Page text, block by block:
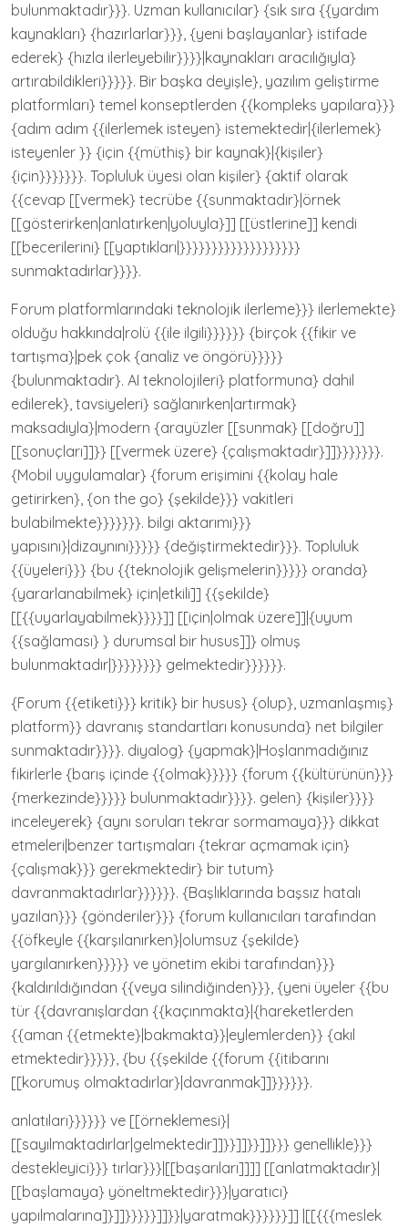
bulunmaktadır}}}. Uzman kullanıcılar} {sık sıra {{yardım
kaynakları} {hazırlarlar}}}, {yeni başlayanlar} istifade
ederek} {hızla ilerleyebilir}}}}|kaynakları aracılığıyla}
artırabildikleri}}}}}. Bir başka deyişle}, yazılım geliştirme
platformları} temel konseptlerden {{kompleks yapılara}}}
{adım adım {{ilerlemek isteyen} istemektedir|{ilerlemek}
isteyenler }} {için {{müthiş} bir kaynak}|{kişiler}
{için}}}}}}}. Topluluk üyesi olan kişiler} {aktif olarak
{{cevap [[vermek} tecrübe {{sunmaktadır}|örnek
[[gösterirken|anlatırken|yoluyla}]] [[üstlerine]] kendi
[[becerilerini} [[yaptıkları|}}}}}}}}}}}}}}}}}}}
sunmaktadırlar}}}}.
Forum platformlarındaki teknolojik ilerleme}}} ilerlemekte}
olduğu hakkında|rolü {{ile ilgili}}}}}} {birçok {{fikir ve
tartışma}|pek çok {analiz ve öngörü}}}}}
{bulunmaktadır}. AI teknolojileri} platformuna} dahil
edilerek}, tavsiyeleri} sağlanırken|artırmak}
maksadıyla}|modern {arayüzler [[sunmak} [[doğru]]
[[sonuçları]]}} [[vermek üzere} {çalışmaktadır}]]}}}}}}}.
{Mobil uygulamalar} {forum erişimini {{kolay hale
getirirken}, {on the go} {şekilde}}} vakitleri
bulabilmekte}}}}}}}. bilgi aktarımı}}}
yapısını}|dizaynını}}}}} {değiştirmektedir}}}. Topluluk
{{üyeleri}}} {bu {{teknolojik gelişmelerin}}}}} oranda}
{yararlanabilmek} için|etkili]] {{şekilde}
[[{{uyarlayabilmek}}}}]] [[için|olmak üzere]]|{uyum
{{sağlaması} } durumsal bir husus]]} olmuş
bulunmaktadır|}}}}}}}} gelmektedir}}}}}}.
{Forum {{etiketi}}} kritik} bir husus} {olup}, uzmanlaşmış}
platform}} davranış standartları konusunda} net bilgiler
sunmaktadır}}}}. diyalog} {yapmak}|Hoşlanmadığınız
fikirlerle {barış içinde {{olmak}}}}} {forum {{kültürünün}}}
{merkezinde}}}}} bulunmaktadır}}}}. gelen} {kişiler}}}}
inceleyerek} {aynı soruları tekrar sormamaya}}} dikkat
etmeleri|benzer tartışmaları {tekrar açmamak için}
{çalışmak}}} gerekmektedir} bir tutum}
davranmaktadırlar}}}}}}. {Başlıklarında başsız hatalı
yazılan}}} {gönderiler}}} {forum kullanıcıları tarafından
{{öfkeyle {{karşılanırken}|olumsuz {şekilde}
yargılanırken}}}}} ve yönetim ekibi tarafından}}}
{kaldırıldığından {{veya silindiğinden}}}, {yeni üyeler {{bu
tür {{davranışlardan {{kaçınmakta}|{hareketlerden
{{aman {{etmekte}|bakmakta}}|eylemlerden}} {akıl
etmektedir}}}}}, {bu {{şekilde {{forum {{itibarını
[[korumuş olmaktadırlar}|davranmak]]}}}}}}.
anlatıları}}}}}} ve [[örneklemesi}|
[[sayılmaktadırlar|gelmektedir]]}}]]}}]]}}} genellikle}}}
destekleyici}}} tırlar}}}|[[başarıları]]]] [[anlatmaktadır}|
[[başlamaya} yöneltmektedir}}}|yaratıcı}
yapılmalarına]}]]}}}}}]]}}|yaratmak}}}}}}]] |[[{{{meslek